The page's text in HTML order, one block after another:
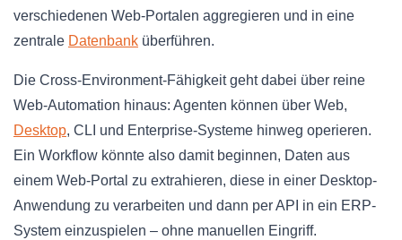
verschiedenen Web-Portalen aggregieren und in eine
zentrale Datenbank überführen.
Die Cross-Environment-Fähigkeit geht dabei über reine
Web-Automation hinaus: Agenten können über Web,
Desktop, CLI und Enterprise-Systeme hinweg operieren.
Ein Workflow könnte also damit beginnen, Daten aus
einem Web-Portal zu extrahieren, diese in einer Desktop-
Anwendung zu verarbeiten und dann per API in ein ERP-
System einzuspielen – ohne manuellen Eingriff.